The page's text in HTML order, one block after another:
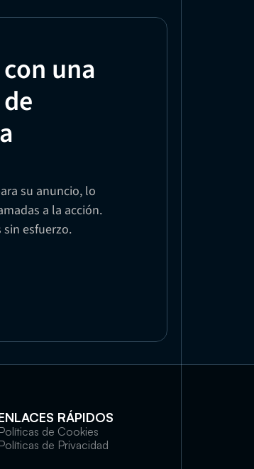
una
su anuncio, lo
a la acción.
esfuerzo.
RÁPIDOS
Políticas de Cookies
Políticas de Privacidad